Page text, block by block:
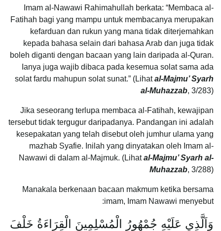
Imam al-Nawawi Rahimahullah berkata: “Membaca al-
Fatihah bagi yang mampu untuk membacanya merupakan
kefarduan dan rukun yang mana tidak diterjemahkan
kepada bahasa selain dari bahasa Arab dan juga tidak
boleh diganti dengan bacaan yang lain daripada al-Quran.
Ianya juga wajib dibaca pada kesemua solat sama ada
solat fardu mahupun solat sunat.” (Lihatal-Majmu’ Syarh
al-Muhazzab, 3/283)
Jika seseorang terlupa membaca al-Fatihah, kewajipan
tersebut tidak tergugur daripadanya. Pandangan ini adalah
kesepakatan yang telah disebut oleh jumhur ulama yang
mazhab Syafie. Inilah yang dinyatakan oleh Imam al-
Nawawi di dalam al-Majmuk. (Lihatal-Majmu’ Syarh al-
Muhazzab, 3/288)
Manakala berkenaan bacaan makmum ketika bersama
imam, Imam Nawawi menyebut:
وَاَلَّذِي عَلَيْهِ جُمْهُورُ الْمُسْلِمِينَ الْقِرَاءَةُ خَلْفَ